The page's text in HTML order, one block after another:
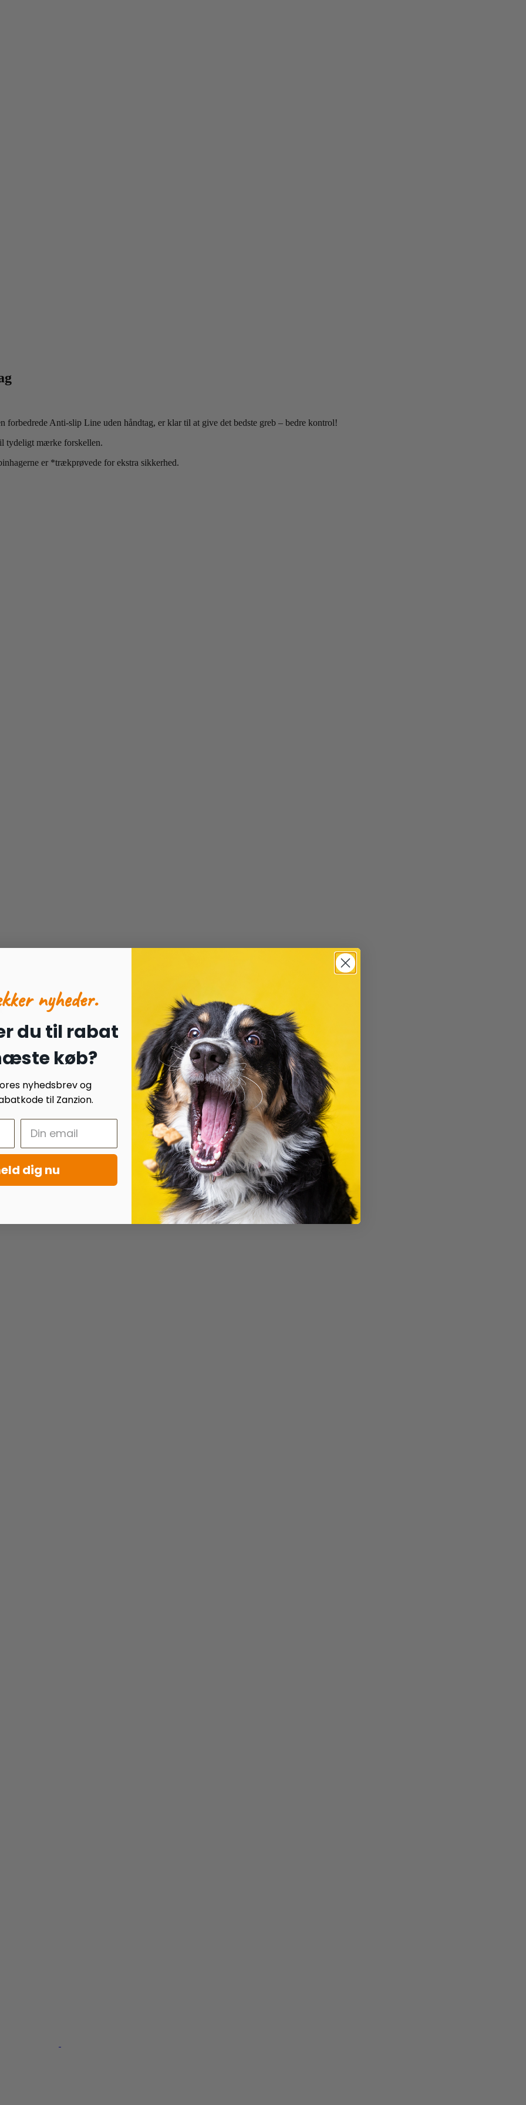
forbedrede Anti-slip Line uden håndtag, er klar til at give det bedste greb – bedre kontrol!
tydeligt mærke forskellen.
er *trækprøvede for ekstra sikkerhed.
nyheder.
du til rabat
køb?
nyhedsbrev og
til Zanzion.
dig nu